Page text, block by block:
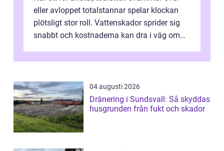
eller avloppet totalstannar spelar klockan
plötsligt stor roll. Vattenskador sprider sig
snabbt och kostnaderna kan dra i väg om
04 augusti 2026
Dränering i Sundsvall: Så skyddas
husgrunden från fukt och skador